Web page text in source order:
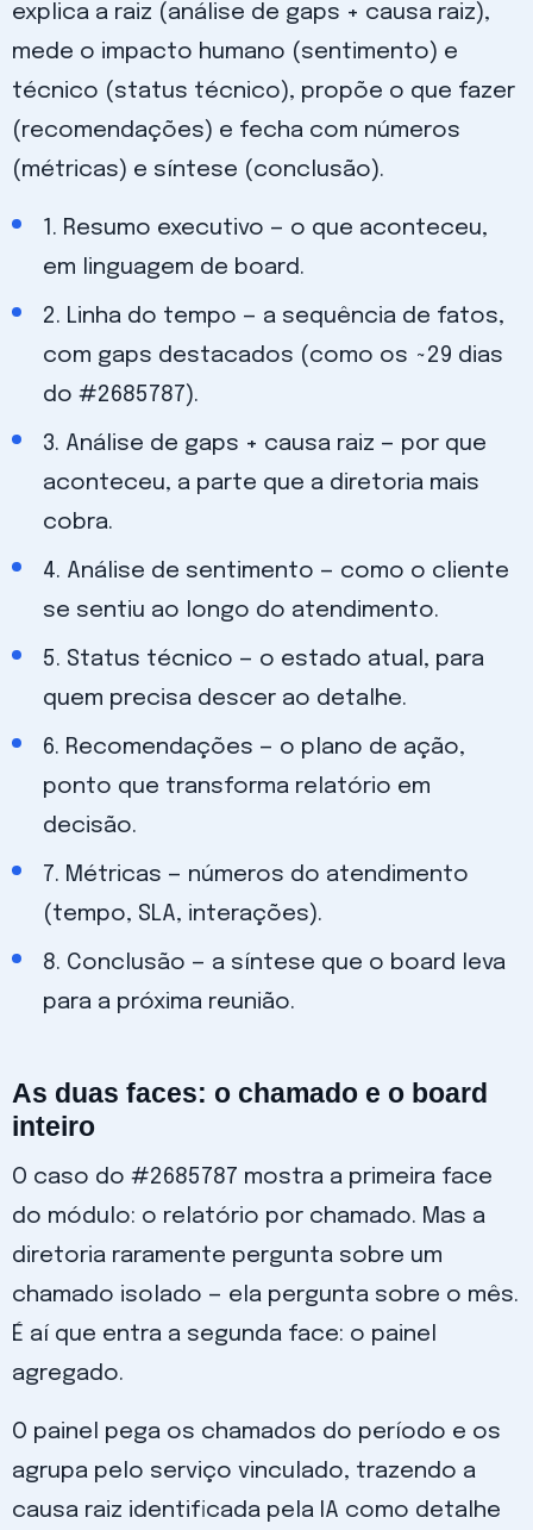
explica a raiz (análise de gaps + causa raiz),
mede o impacto humano (sentimento) e
técnico (status técnico), propõe o que fazer
(recomendações) e fecha com números
(métricas) e síntese (conclusão).
1. Resumo executivo — o que aconteceu,
em linguagem de board.
2. Linha do tempo — a sequência de fatos,
com gaps destacados (como os ~29 dias
do #2685787).
3. Análise de gaps + causa raiz — por que
aconteceu, a parte que a diretoria mais
cobra.
4. Análise de sentimento — como o cliente
se sentiu ao longo do atendimento.
5. Status técnico — o estado atual, para
quem precisa descer ao detalhe.
6. Recomendações — o plano de ação,
ponto que transforma relatório em
decisão.
7. Métricas — números do atendimento
(tempo, SLA, interações).
8. Conclusão — a síntese que o board leva
para a próxima reunião.
As duas faces: o chamado e o board
inteiro
O caso do #2685787 mostra a primeira face
do módulo: o relatório por chamado. Mas a
diretoria raramente pergunta sobre um
chamado isolado — ela pergunta sobre o mês.
É aí que entra a segunda face: o painel
agregado.
O painel pega os chamados do período e os
agrupa pelo serviço vinculado, trazendo a
causa raiz identificada pela IA como detalhe